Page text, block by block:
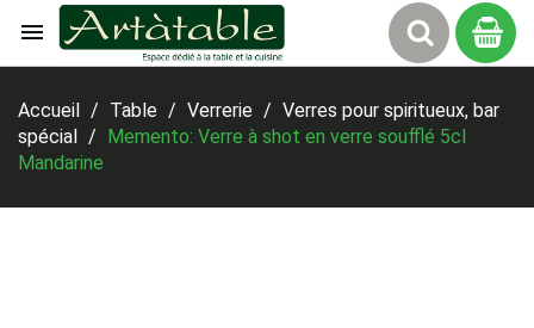

Accueil
Table Verrerie
Verres pour spiritueux, bar
spécial
Memento: Verre à shot en verre soufflé 5cl
Mandarine